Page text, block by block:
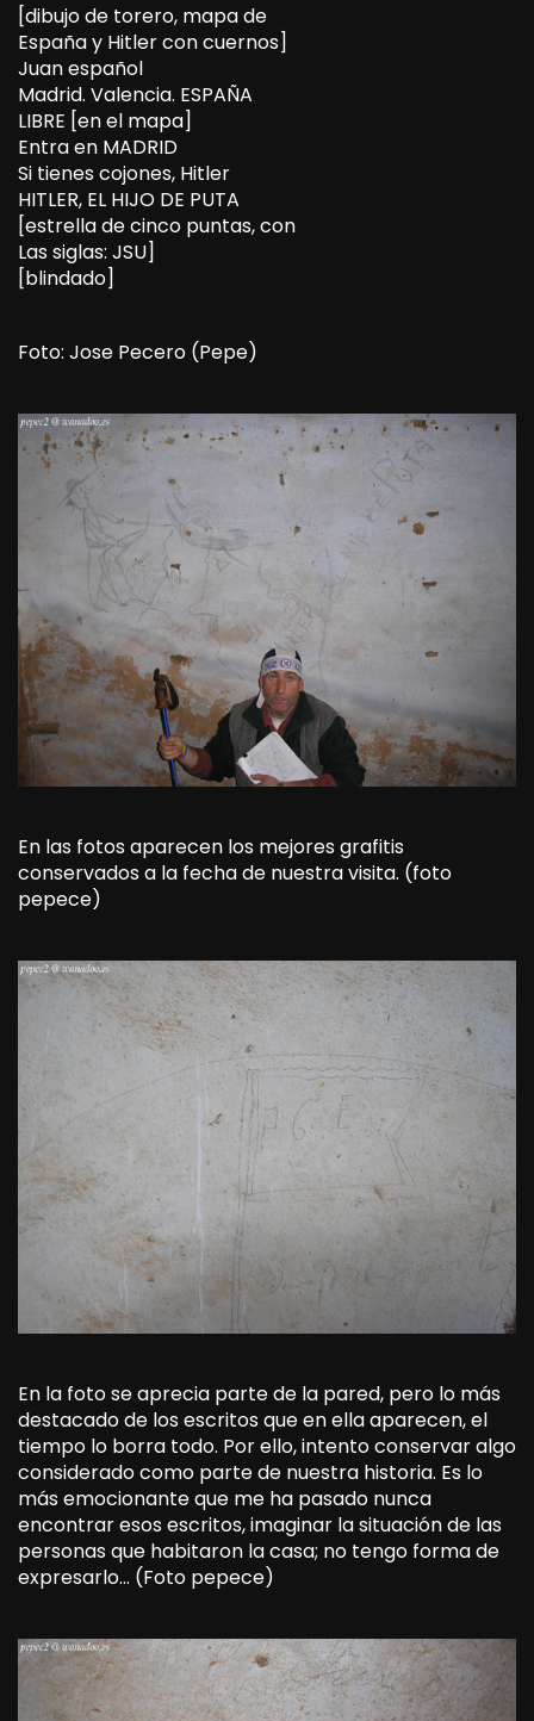
[dibujo de torero, mapa de
España y Hitler con cuernos]
Juan español
Madrid. Valencia. ESPAÑA
LIBRE [en el mapa]
Entra en MADRID
Si tienes cojones, Hitler
HITLER, EL HIJO DE PUTA
[estrella de cinco puntas, con
Las siglas: JSU]
[blindado]
Foto: Jose Pecero (Pepe)
En las fotos aparecen los mejores grafitis
conservados a la fecha de nuestra visita. (foto
pepece)
En la foto se aprecia parte de la pared, pero lo más
destacado de los escritos que en ella aparecen, el
tiempo lo borra todo. Por ello, intento conservar algo
considerado como parte de nuestra historia. Es lo
más emocionante que me ha pasado nunca
encontrar esos escritos, imaginar la situación de las
personas que habitaron la casa; no tengo forma de
expresarlo… (Foto pepece)